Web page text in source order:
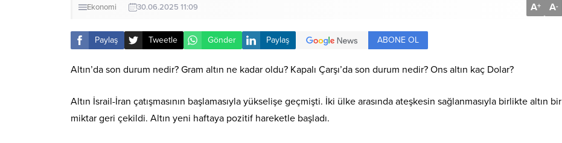
Ekonomi 30.06.2025 11:09 A+ A-
Paylaş Tweetle Gönder Paylaş ABONE OL
Altın’da son durum nedir? Gram altın ne kadar oldu? Kapalı Çarşı’da son durum nedir? Ons altın kaç Dolar?
Altın İsrail-İran çatışmasının başlamasıyla yükselişe geçmişti. İki ülke arasında ateşkesin sağlanmasıyla birlikte altın bir
miktar geri çekildi. Altın yeni haftaya pozitif hareketle başladı.